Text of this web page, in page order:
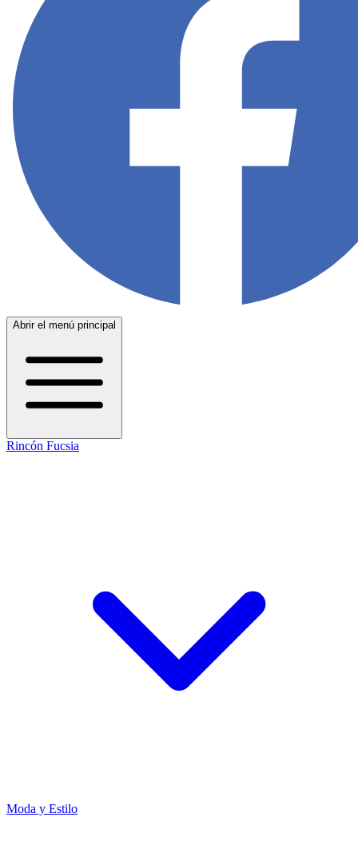
Abrir el menú principal
Rincón Fucsia
Moda y Estilo